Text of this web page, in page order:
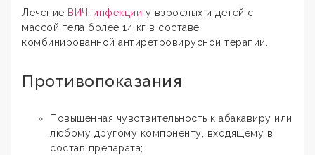
Лечение ВИЧ-инфекции у взрослых и детей с
массой тела более 14 кг в составе
комбинированной антиретровирусной терапии.
Противопоказания
Повышенная чувствительность к абакавиру или
любому другому компоненту, входящему в
состав препарата;